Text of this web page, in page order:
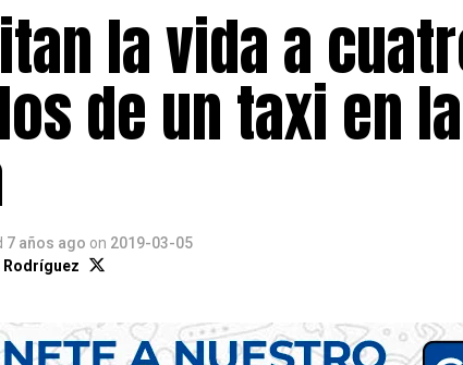
la vida a
de un taxi en
7 años ago on 2019-03-05
Rodríguez